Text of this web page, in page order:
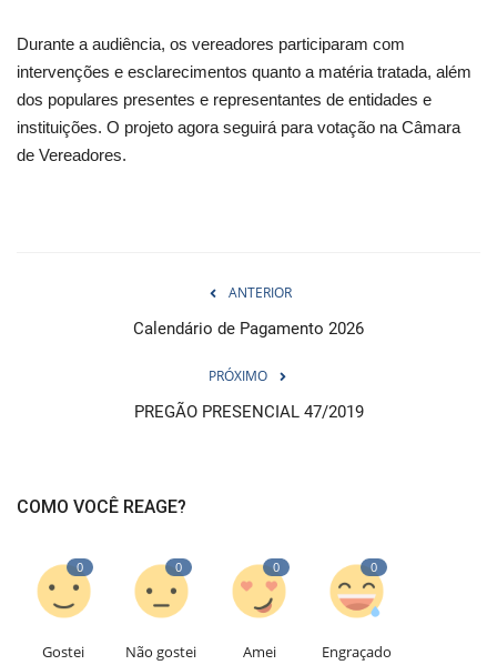
Durante a audiência, os vereadores participaram com
intervenções e esclarecimentos quanto a matéria tratada, além
dos populares presentes e representantes de entidades e
instituições. O projeto agora seguirá para votação na Câmara
de Vereadores.
ANTERIOR
Calendário de Pagamento 2026
PRÓXIMO
PREGÃO PRESENCIAL 47/2019
COMO VOCÊ REAGE?
0
Gostei
0
Não gostei
0
Amei
0
Engraçado